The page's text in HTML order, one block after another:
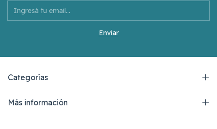
Categorías
Más información